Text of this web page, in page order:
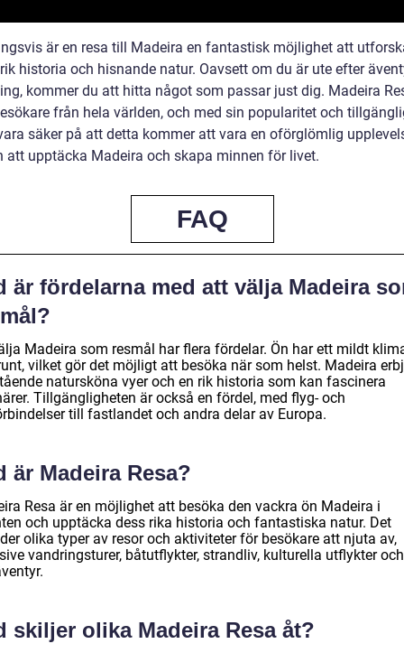
är en resa till Madeira en fantastisk möjlighet att
historia och hisnande natur. Oavsett om du är ute efter
kommer du att hitta något som passar just dig. Madeira
från hela världen, och med sin popularitet och
säker på att detta kommer att vara en oförglömlig
att upptäcka Madeira och skapa minnen för livet.
FAQ
är fördelarna med att välja Madeira
Madeira som resmål har flera fördelar. Ön har ett mildt
vilket gör det möjligt att besöka när som helst. Madeira
natursköna vyer och en rik historia som kan fascinera
Tillgängligheten är också en fördel, med flyg- och
till fastlandet och andra delar av Europa.
är Madeira Resa?
Resa är en möjlighet att besöka den vackra ön Madeira i
och upptäcka dess rika historia och fantastiska natur. Det
olika typer av resor och aktiviteter för besökare att njuta av,
vandringsturer, båtutflykter, strandliv, kulturella utflykter och
skiljer olika Madeira Resa åt?